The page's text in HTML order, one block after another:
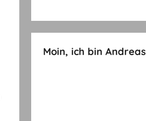
Moin, ich bin Andreas